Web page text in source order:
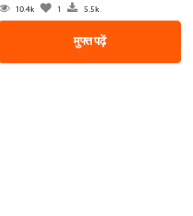
10.4k 1 5.5k
मुफ्त पढ़ें